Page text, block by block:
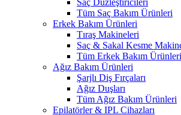
Saç Düzleştiricileri
Tüm Saç Bakım Ürünleri
Erkek Bakım Ürünleri
Tıraş Makineleri
Saç & Sakal Kesme
Tüm Erkek Bakım Ürünleri
Ağız Bakım Ürünleri
Şarjlı Diş Fırçaları
Ağız Duşları
Tüm Ağız Bakım Ürünleri
Epilatörler & IPL Cihazları